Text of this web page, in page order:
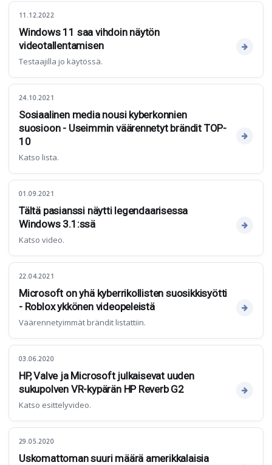
11.12.2022
Windows 11 saa vihdoin näytön
videotallentamisen
Testaajilla jo käytössä.
24.10.2021
Sosiaalinen media nousi kyberkonnien
suosioon - Useimmin väärennetyt brändit TOP-
10
Katso lista.
01.09.2021
Tältä pasianssi näytti legendaarisessa
Windows 3.1:ssä
Katso video.
22.04.2021
Microsoft on yhä kyberrikollisten suosikkisyötti
- Roblox ykkönen videopeleistä
Väärennetyimmät brändit listattiin.
03.06.2020
HP, Valve ja Microsoft julkaisevat uuden
sukupolven VR-kypärän HP Reverb G2
Katso esittelyvideo.
29.05.2020
Uskomattoman suuri määrä amerikkalaisia